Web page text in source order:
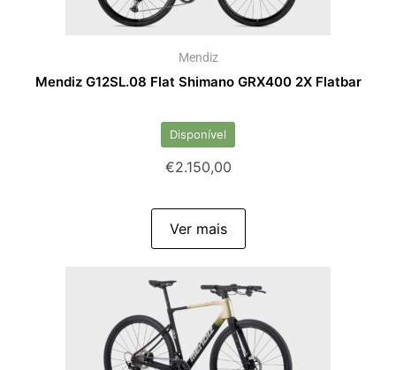
Mendiz
Mendiz G12SL.08 Flat Shimano GRX400 2X Flatbar
Disponível
€2.150,00
Ver mais